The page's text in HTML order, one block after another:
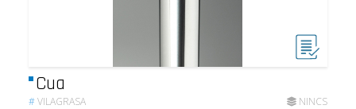
Cua
#VILAGRASA NINCS